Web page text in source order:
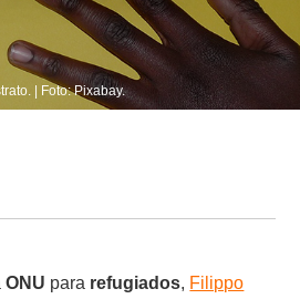
| Foto: Pixabay.
ONU para refugiados, Filippo